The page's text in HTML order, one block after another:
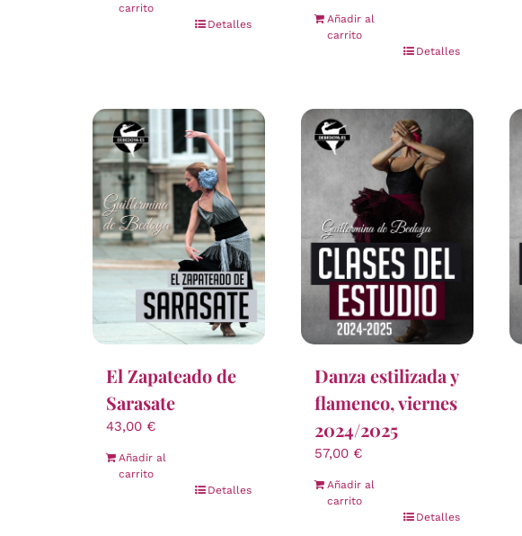
carrito
Detalles
Añadir al
carrito
Detalles
El Zapateado de
Sarasate
43,00 €
Añadir al
carrito
Detalles
Danza estilizada y
flamenco, viernes
2024/2025
57,00 €
Añadir al
carrito
Detalles